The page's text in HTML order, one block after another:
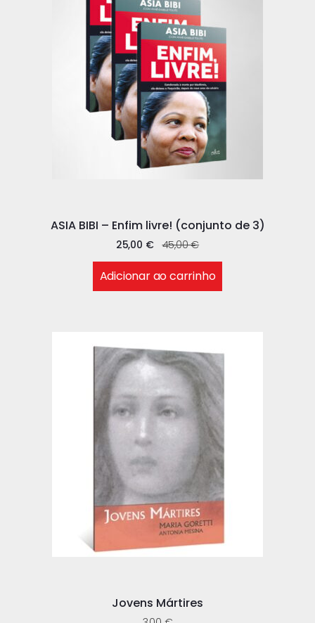
ASIA BIBI – Enfim livre! (conjunto de 3)
45,00€
25,00 €
Adicionar ao carrinho
Jovens Mártires